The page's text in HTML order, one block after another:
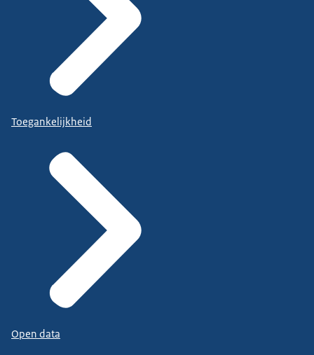
Toegankelijkheid
Open data